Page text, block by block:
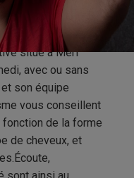
situé à Merl
avec ou sans
son équipe
vous conseillent
de la forme
de cheveux, et